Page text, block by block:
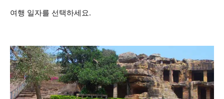
여행 일자를 선택하세요.